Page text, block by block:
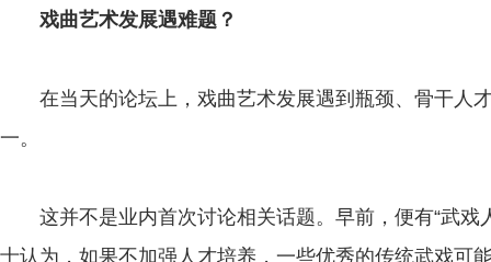
戏曲艺术发展遇难题？
在当天的论坛上，戏曲艺术发展遇到瓶颈、骨干人
一。
这并不是业内首次讨论相关话题。早前，便有“武戏
士认为，如果不加强人才培养，一些优秀的传统武戏可